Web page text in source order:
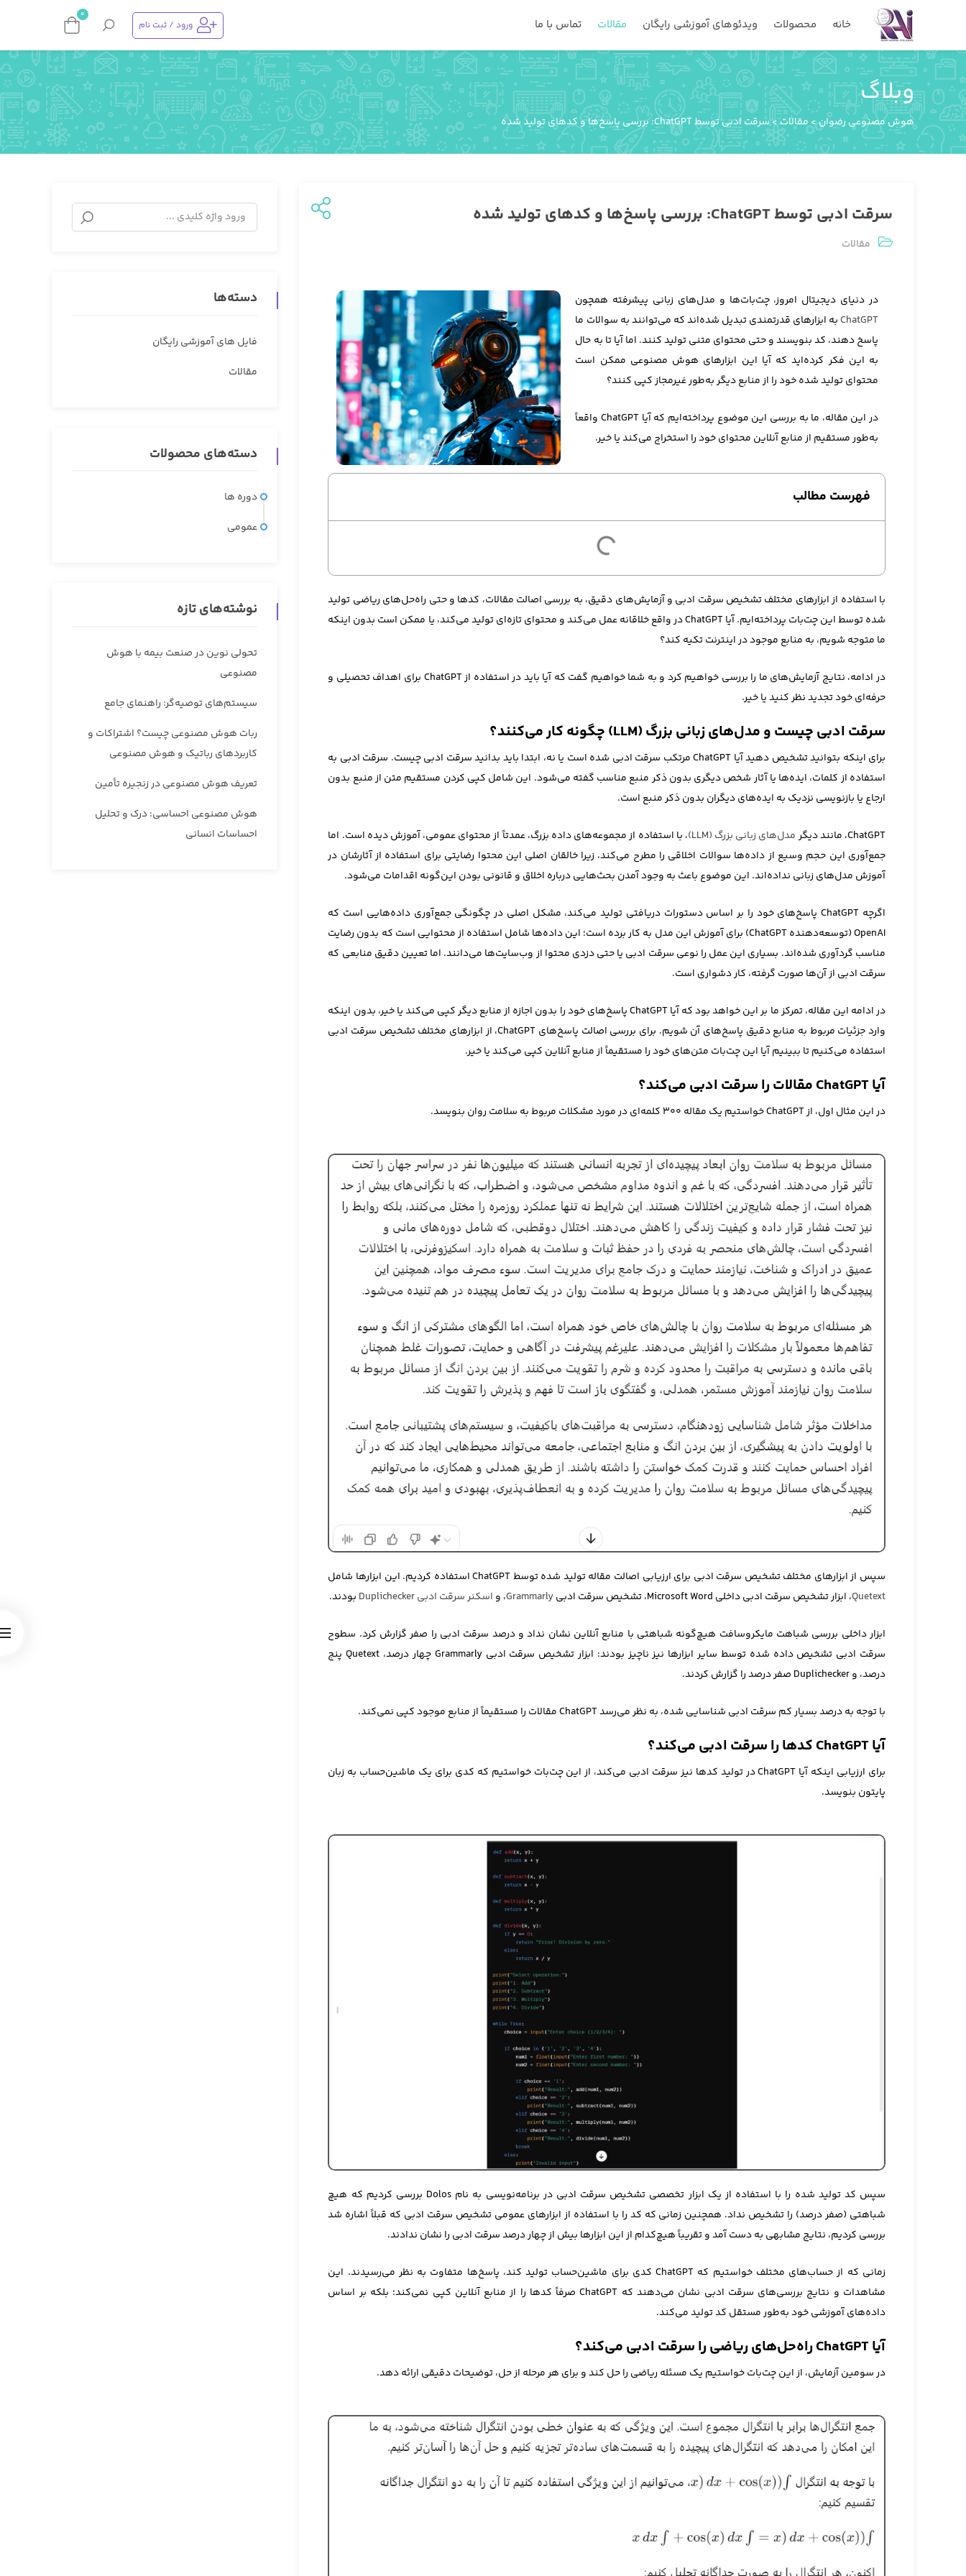
خانه محصولات ویدئوهای آموزشی رایگان مقالات تماس با ما ورود / ثبت نام
0
وبلاگ
هوش مصنوعی رضوان>مقالات>سرقت ادبی توسط ChatGPT: بررسی پاسخ‌ها و کدهای تولید شده
سرقت ادبی توسط ChatGPT: بررسی پاسخ‌ها و کدهای تولید شده
مقالات
در دنیای دیجیتال امروز، چت‌بات‌ها و مدل‌های زبانی پیشرفته همچون
ChatGPTبه ابزارهای قدرتمندی تبدیل شده‌اند که می‌توانند به سوالات ما
پاسخ دهند، کد بنویسند و حتی محتوای متنی تولید کنند. اما آیا تا به حال
به این فکر کرده‌اید که آیا این ابزارهای هوش مصنوعی ممکن است
محتوای تولید شده خود را از منابع دیگر به‌طور غیرمجاز کپی کنند؟
در این مقاله، ما به بررسی این موضوع پرداخته‌ایم که آیا ChatGPT واقعاً
به‌طور مستقیم از منابع آنلاین محتوای خود را استخراج می‌کند یا خیر.
فهرست مطالب
با استفاده از ابزارهای مختلف تشخیص سرقت ادبی و آزمایش‌های دقیق، به بررسی اصالت مقالات، کدها و حتی راه‌حل‌های ریاضی تولید
شده توسط این چت‌بات پرداخته‌ایم. آیا ChatGPT در واقع خلاقانه عمل می‌کند و محتوای تازه‌ای تولید می‌کند، یا ممکن است بدون اینکه
ما متوجه شویم، به منابع موجود در اینترنت تکیه کند؟
در ادامه، نتایج آزمایش‌های ما را بررسی خواهیم کرد و به شما خواهیم گفت که آیا باید در استفاده از ChatGPT برای اهداف تحصیلی و
حرفه‌ای خود تجدید نظر کنید یا خیر.
سرقت ادبی چیست و مدل‌های زبانی بزرگ (LLM) چگونه کار می‌کنند؟
برای اینکه بتوانید تشخیص دهید آیا ChatGPT مرتکب سرقت ادبی شده است یا نه، ابتدا باید بدانید سرقت ادبی چیست. سرقت ادبی به
استفاده از کلمات، ایده‌ها یا آثار شخص دیگری بدون ذکر منبع مناسب گفته می‌شود. این شامل کپی کردن مستقیم متن از منبع بدون
ارجاع یا بازنویسی نزدیک به ایده‌های دیگران بدون ذکر منبع است.
ChatGPT، مانند دیگر مدل‌های زبانی بزرگ (LLM)
، با استفاده از مجموعه‌های داده بزرگ، عمدتاً از محتوای عمومی، آموزش دیده است. اما
جمع‌آوری این حجم وسیع از داده‌ها سوالات اخلاقی را مطرح می‌کند، زیرا خالقان اصلی این محتوا رضایتی برای استفاده از آثارشان در
آموزش مدل‌های زبانی نداده‌اند. این موضوع باعث به وجود آمدن بحث‌هایی درباره اخلاق و قانونی بودن این‌گونه اقدامات می‌شود.
اگرچه ChatGPT پاسخ‌های خود را بر اساس دستورات دریافتی تولید می‌کند، مشکل اصلی در چگونگی جمع‌آوری داده‌هایی است که
OpenAI (توسعه‌دهنده ChatGPT) برای آموزش این مدل به کار برده است؛ این داده‌ها شامل استفاده از محتوایی است که بدون رضایت
مناسب گردآوری شده‌اند. بسیاری این عمل را نوعی سرقت ادبی یا حتی دزدی محتوا از وب‌سایت‌ها می‌دانند. اما تعیین دقیق منابعی که
سرقت ادبی از آن‌ها صورت گرفته، کار دشواری است.
در ادامه این مقاله، تمرکز ما بر این خواهد بود که آیا ChatGPT پاسخ‌های خود را بدون اجازه از منابع دیگر کپی می‌کند یا خیر، بدون اینکه
وارد جزئیات مربوط به منابع دقیق پاسخ‌های آن شویم. برای بررسی اصالت پاسخ‌های ChatGPT، از ابزارهای مختلف تشخیص سرقت ادبی
استفاده می‌کنیم تا ببینیم آیا این چت‌بات متن‌های خود را مستقیماً از منابع آنلاین کپی می‌کند یا خیر.
آیا ChatGPT مقالات را سرقت ادبی می‌کند؟
در این مثال اول، از ChatGPT خواستیم یک مقاله ۳۰۰ کلمه‌ای در مورد مشکلات مربوط به سلامت روان بنویسد.
سپس از ابزارهای مختلف تشخیص سرقت ادبی برای ارزیابی اصالت مقاله تولید شده توسط ChatGPT استفاده کردیم. این ابزارها شامل
Quetext، ابزار تشخیص سرقت ادبی داخلی Microsoft Word، تشخیص سرقت ادبی Grammarly، و اسکنر سرقت ادبی Duplichecker بودند.
ابزار داخلی بررسی شباهت مایکروسافت هیچ‌گونه شباهتی با منابع آنلاین نشان نداد و درصد سرقت ادبی را صفر گزارش کرد. سطوح
سرقت ادبی تشخیص داده شده توسط سایر ابزارها نیز ناچیز بودند: ابزار تشخیص سرقت ادبی Grammarly چهار درصد، Quetext پنج
درصد، و Duplichecker صفر درصد را گزارش کردند.
با توجه به درصد بسیار کم سرقت ادبی شناسایی شده، به نظر می‌رسد ChatGPT مقالات را مستقیماً از منابع موجود کپی نمی‌کند.
آیا ChatGPT کدها را سرقت ادبی می‌کند؟
برای ارزیابی اینکه آیا ChatGPT در تولید کدها نیز سرقت ادبی می‌کند، از این چت‌بات خواستیم که کدی برای یک ماشین‌حساب به زبان
پایتون بنویسد.
سپس کد تولید شده را با استفاده از یک ابزار تخصصی تشخیص سرقت ادبی در برنامه‌نویسی به نام Dolos بررسی کردیم که هیچ
شباهتی (صفر درصد) را تشخیص نداد. همچنین زمانی که کد را با استفاده از ابزارهای عمومی تشخیص سرقت ادبی که قبلاً اشاره شد
بررسی کردیم، نتایج مشابهی به دست آمد و تقریباً هیچ‌کدام از این ابزارها بیش از چهار درصد سرقت ادبی را نشان ندادند.
زمانی که از حساب‌های مختلف خواستیم که ChatGPT کدی برای ماشین‌حساب تولید کند، پاسخ‌ها متفاوت به نظر می‌رسیدند. این
مشاهدات و نتایج بررسی‌های سرقت ادبی نشان می‌دهند که ChatGPT صرفاً کدها را از منابع آنلاین کپی نمی‌کند؛ بلکه بر اساس
داده‌های آموزشی خود به‌طور مستقل کد تولید می‌کند.
آیا ChatGPT راه‌حل‌های ریاضی را سرقت ادبی می‌کند؟
در سومین آزمایش، از این چت‌بات خواستیم یک مسئله ریاضی را حل کند و برای هر مرحله از حل، توضیحات دقیقی ارائه دهد.
دسته‌ها
فایل های آموزشی رایگان
مقالات
دسته‌های محصولات
دوره ها
عمومی
نوشته‌های تازه
تحولی نوین در صنعت بیمه با هوش
مصنوعی
سیستم‌های توصیه‌گر: راهنمای جامع
ربات هوش مصنوعی چیست؟ اشتراکات و
کاربردهای رباتیک و هوش مصنوعی
تعریف هوش مصنوعی در زنجیره تأمین
هوش مصنوعی احساسی: درک و تحلیل
احساسات انسانی